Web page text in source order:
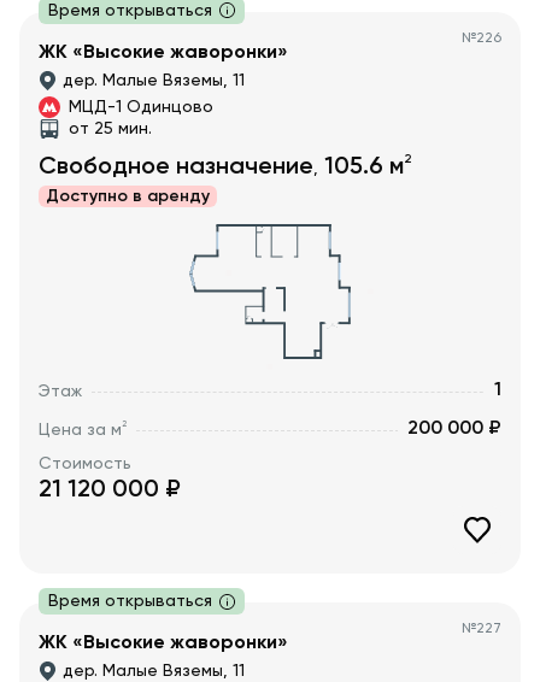
Время открываться
№226
ЖК «Высокие жаворонки»
дер. Малые Вяземы, 11
МЦД-1 Одинцово
от 25 мин.
Свободное назначение, 105.6 м2
Доступно в аренду
Этаж 1
Цена за м2 200 000 ₽
Стоимость
21 120 000 ₽
Время открываться
№227
ЖК «Высокие жаворонки»
дер. Малые Вяземы, 11